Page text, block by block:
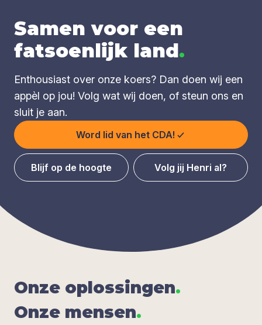
Samen voor een
fatsoenlijk land.
Enthousiast over onze koers? Dan doen wij een
appèl op jou! Volg wat wij doen, of steun ons en
sluit je aan.
Word lid van het CDA!
Blijf op de hoogte Volg jij Henri al?
Onze oplos­sin­gen.
Onze men­sen.